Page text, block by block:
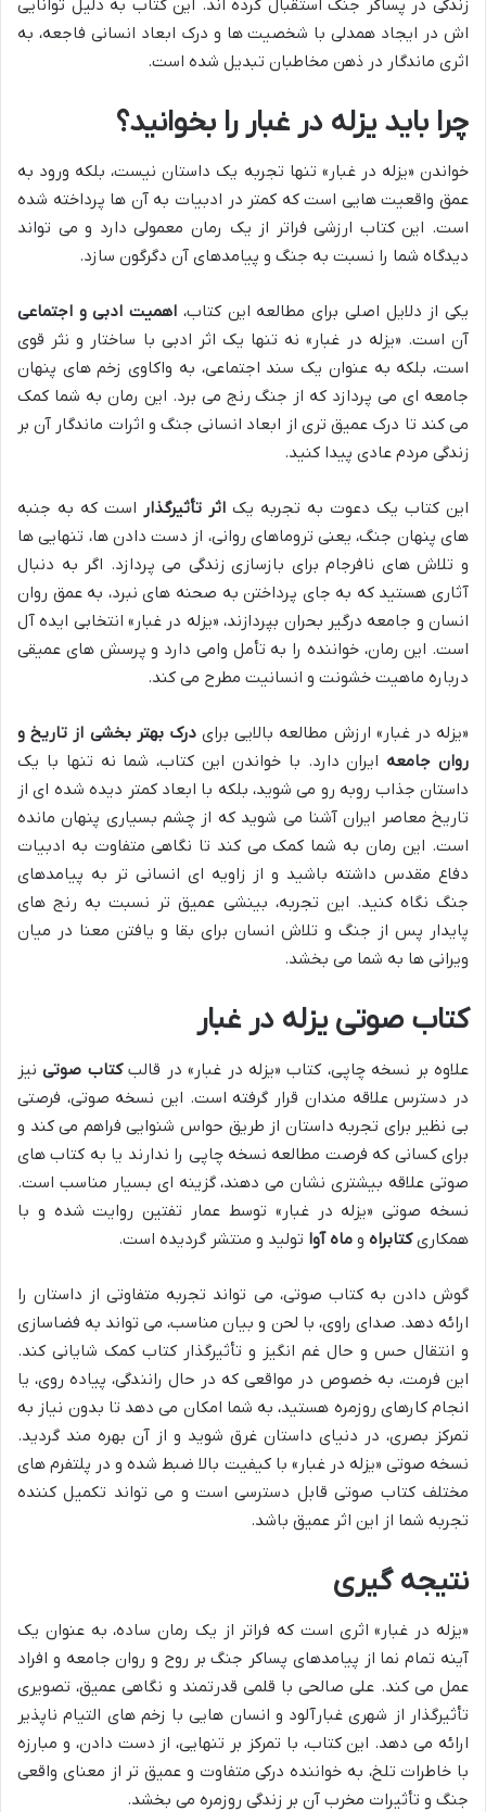
زندگی در پساکر جنگ استقبال کرده اند. این کتاب به دلیل توانایی
اش در ایجاد همدلی با شخصیت ها و درک ابعاد انسانی فاجعه، به
اثری ماندگار در ذهن مخاطبان تبدیل شده است.
چرا باید یزله در غبار را بخوانید؟
خواندن «یزله در غبار» تنها تجربه یک داستان نیست، بلکه ورود به
عمق واقعیت هایی است که کمتر در ادبیات به آن ها پرداخته شده
است. این کتاب ارزشی فراتر از یک رمان معمولی دارد و می تواند
دیدگاه شما را نسبت به جنگ و پیامدهای آن دگرگون سازد.
یکی از دلایل اصلی برای مطالعه این کتاب، اهمیت ادبی و اجتماعی
آن است. «یزله در غبار» نه تنها یک اثر ادبی با ساختار و نثر قوی
است، بلکه به عنوان یک سند اجتماعی، به واکاوی زخم های پنهان
جامعه ای می پردازد که از جنگ رنج می برد. این رمان به شما کمک
می کند تا درک عمیق تری از ابعاد انسانی جنگ و اثرات ماندگار آن بر
زندگی مردم عادی پیدا کنید.
این کتاب یک دعوت به تجربه یک اثر تأثیرگذار است که به جنبه
های پنهان جنگ، یعنی تروماهای روانی، از دست دادن ها، تنهایی ها
و تلاش های نافرجام برای بازسازی زندگی می پردازد. اگر به دنبال
آثاری هستید که به جای پرداختن به صحنه های نبرد، به عمق روان
انسان و جامعه درگیر بحران بپردازند، «یزله در غبار» انتخابی ایده آل
است. این رمان، خواننده را به تأمل وامی دارد و پرسش های عمیقی
درباره ماهیت خشونت و انسانیت مطرح می کند.
«یزله در غبار» ارزش مطالعه بالایی برایدرک بهتر بخشی از تاریخ و
روان جامعه ایران دارد. با خواندن این کتاب، شما نه تنها با یک
داستان جذاب روبه رو می شوید، بلکه با ابعاد کمتر دیده شده ای از
تاریخ معاصر ایران آشنا می شوید که از چشم بسیاری پنهان مانده
است. این رمان به شما کمک می کند تا نگاهی متفاوت به ادبیات
دفاع مقدس داشته باشید و از زاویه ای انسانی تر به پیامدهای
جنگ نگاه کنید. این تجربه، بینشی عمیق تر نسبت به رنج های
پایدار پس از جنگ و تلاش انسان برای بقا و یافتن معنا در میان
ویرانی ها به شما می بخشد.
کتاب صوتی یزله در غبار
علاوه بر نسخه چاپی، کتاب «یزله در غبار» در قالبکتاب صوتینیز
در دسترس علاقه مندان قرار گرفته است. این نسخه صوتی، فرصتی
بی نظیر برای تجربه داستان از طریق حواس شنوایی فراهم می کند و
برای کسانی که فرصت مطالعه نسخه چاپی را ندارند یا به کتاب های
صوتی علاقه بیشتری نشان می دهند، گزینه ای بسیار مناسب است.
نسخه صوتی «یزله در غبار» توسط عمار تفتین روایت شده و با
همکاریکتابراه و ماه آوا تولید و منتشر گردیده است.
گوش دادن به کتاب صوتی، می تواند تجربه متفاوتی از داستان را
ارائه دهد. صدای راوی، با لحن و بیان مناسب، می تواند به فضاسازی
و انتقال حس و حال غم انگیز و تأثیرگذار کتاب کمک شایانی کند.
این فرمت، به خصوص در مواقعی که در حال رانندگی، پیاده روی، یا
انجام کارهای روزمره هستید، به شما امکان می دهد تا بدون نیاز به
تمرکز بصری، در دنیای داستان غرق شوید و از آن بهره مند گردید.
نسخه صوتی «یزله در غبار» با کیفیت بالا ضبط شده و در پلتفرم های
مختلف کتاب صوتی قابل دسترسی است و می تواند تکمیل کننده
تجربه شما از این اثر عمیق باشد.
نتیجه گیری
«یزله در غبار» اثری است که فراتر از یک رمان ساده، به عنوان یک
آینه تمام نما از پیامدهای پساکر جنگ بر روح و روان جامعه و افراد
عمل می کند. علی صالحی با قلمی قدرتمند و نگاهی عمیق، تصویری
تأثیرگذار از شهری غبارآلود و انسان هایی با زخم های التیام ناپذیر
ارائه می دهد. این کتاب، با تمرکز بر تنهایی، از دست دادن، و مبارزه
با خاطرات تلخ، به خواننده درکی متفاوت و عمیق تر از معنای واقعی
جنگ و تأثیرات مخرب آن بر زندگی روزمره می بخشد.